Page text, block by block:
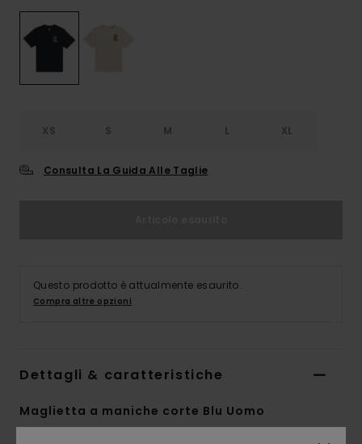
XS S M L XL
Consulta La Guida Alle Taglie
Questo prodotto è attualmente esaurito.
Compra altre opzioni
Dettagli & caratteristiche
Maglietta a maniche corte Blu Uomo